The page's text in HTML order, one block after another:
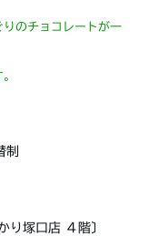
のチョコレートが一
制
塚口店 ４階〕